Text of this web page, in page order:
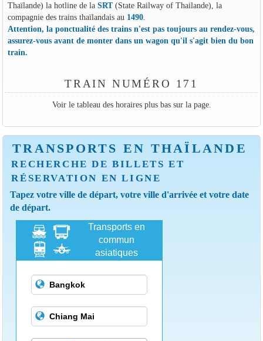
Thaïlande) la hotline de la SRT(State Railway of Thailande), la
compagnie des trains thaïlandais au 1490.
Attention, la ponctualité des trains n'est pas toujours au rendez-vous,
assurez-vous avant de monter dans un wagon qu'il s'agit bien du bon
train.
TRAIN NUMÉRO 171
Voir le tableau des horaires plus bas sur la page.
TRANSPORTS EN THAÏLANDE
RECHERCHE DE BILLETS ET
RÉSERVATION EN LIGNE
Tapez votre ville de départ, votre ville d'arrivée et votre date
de départ.
Transports en
commun
asiatiques